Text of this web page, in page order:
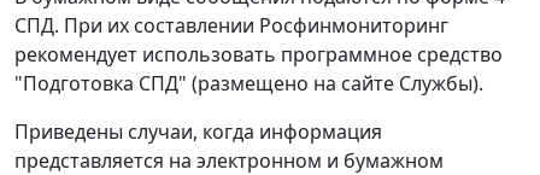
СПД. При их составлении Росфинмониторинг
рекомендует использовать программное средство
"Подготовка СПД" (размещено на сайте Службы).
Приведены случаи, когда информация
представляется на электронном и бумажном